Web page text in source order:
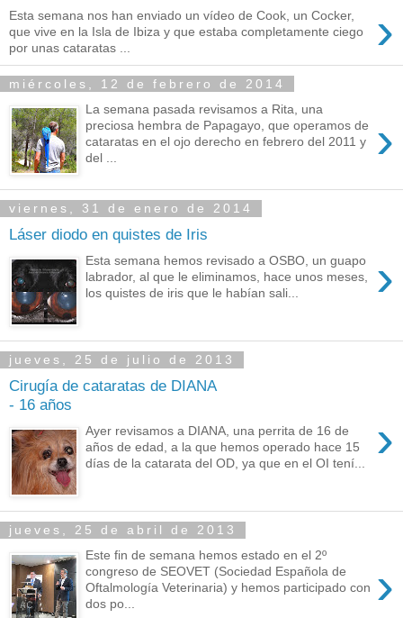
›
Esta semana nos han enviado un vídeo de Cook, un Cocker,
que vive en la Isla de Ibiza y que estaba completamente ciego
por unas cataratas ...
miércoles, 12 de febrero de 2014
›
La semana pasada revisamos a Rita, una
preciosa hembra de Papagayo, que operamos de
cataratas en el ojo derecho en febrero del 2011 y
del ...
viernes, 31 de enero de 2014
Láser diodo en quistes de Iris
›
Esta semana hemos revisado a OSBO, un guapo
labrador, al que le eliminamos, hace unos meses,
los quistes de iris que le habían sali...
jueves, 25 de julio de 2013
Cirugía de cataratas de DIANA
- 16 años
›
Ayer revisamos a DIANA, una perrita de 16 de
años de edad, a la que hemos operado hace 15
días de la catarata del OD, ya que en el OI tení...
jueves, 25 de abril de 2013
›
Este fin de semana hemos estado en el 2º
congreso de SEOVET (Sociedad Española de
Oftalmología Veterinaria) y hemos participado con
dos po...